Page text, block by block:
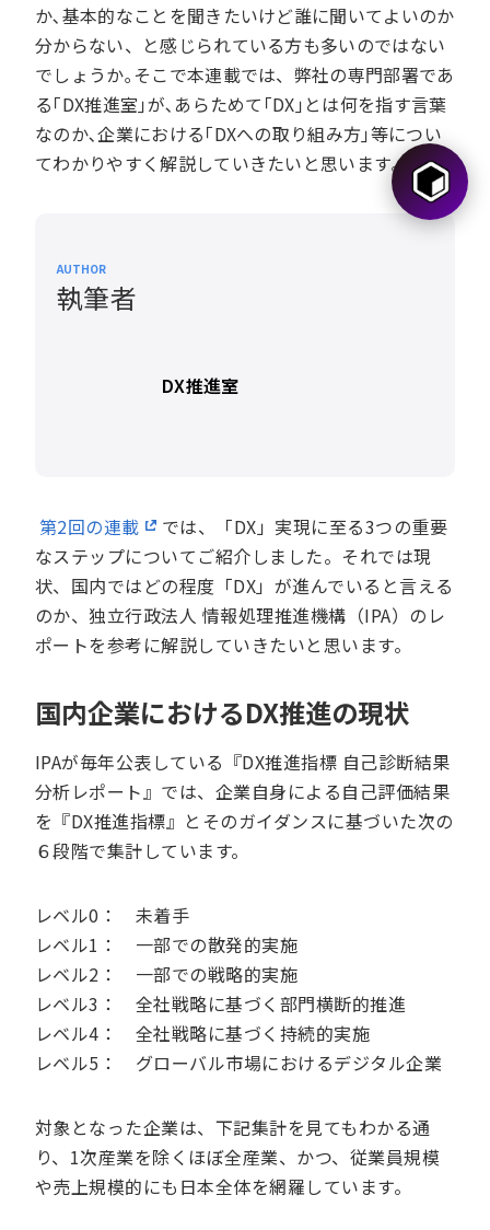
か､基本的なことを聞きたいけど誰に聞いてよいのか
分からない、と感じられている方も多いのではない
でしょうか｡そこで本連載では、弊社の専門部署であ
る｢DX推進室｣が､あらためて｢DX｣とは何を指す言葉
なのか､企業における｢DXへの取り組み方｣等につい
てわかりやすく解説していきたいと思います｡
AUTHOR
執筆者
DX推進室
第2回の連載
では、「DX」実現に至る3つの重要
なステップについてご紹介しました。それでは現
状、国内ではどの程度「DX」が進んでいると言える
のか、独立行政法人 情報処理推進機構（IPA）のレ
ポートを参考に解説していきたいと思います。
国内企業におけるDX推進の現状
IPAが毎年公表している『DX推進指標 自己診断結果
分析レポート』では、企業自身による自己評価結果
を『DX推進指標』とそのガイダンスに基づいた次の
６段階で集計しています。
レベル0： 未着手
レベル1： 一部での散発的実施
レベル2： 一部での戦略的実施
レベル3： 全社戦略に基づく部門横断的推進
レベル4： 全社戦略に基づく持続的実施
レベル5： グローバル市場におけるデジタル企業
対象となった企業は、下記集計を見てもわかる通
り、1次産業を除くほぼ全産業、かつ、従業員規模
や売上規模的にも日本全体を網羅しています。